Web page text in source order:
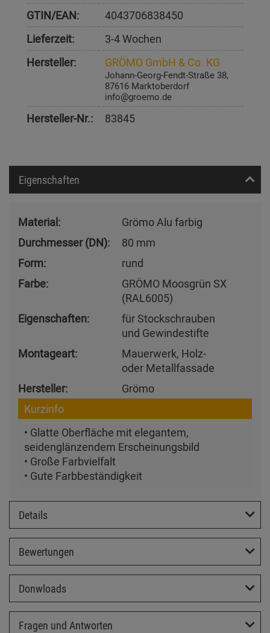
GTIN/EAN:
4043706838450
Lieferzeit:
3-4 Wochen
Hersteller:
GRÖMO GmbH & Co. KG
Johann-Georg-Fendt-Straße 38,
87616 Marktoberdorf
info@groemo.de
Hersteller-Nr.: 83845
Eigenschaften
Material:
Grömo Alu farbig
Durchmesser (DN):
80 mm
Form:
rund
Farbe:
GRÖMO Moosgrün SX
(RAL6005)
Eigenschaften:
für Stockschrauben
und Gewindestifte
Montageart:
Mauerwerk, Holz-
oder Metallfassade
Hersteller:
Grömo
Kurzinfo
• Glatte Oberfläche mit elegantem,
seidenglänzendem Erscheinungsbild
• Große Farbvielfalt
• Gute Farbbeständigkeit
Details
Bewertungen
Donwloads
Fragen und Antworten